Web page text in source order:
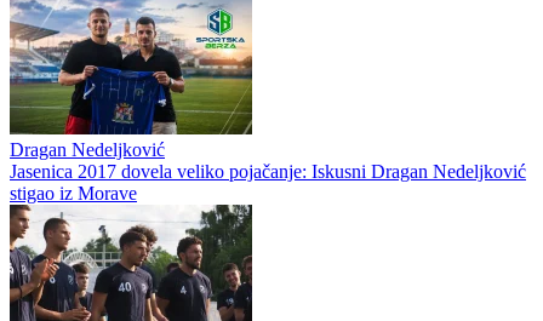
Dragan Nedeljković
Jasenica 2017 dovela veliko pojačanje: Iskusni Dragan Nedeljković
stigao iz Morave